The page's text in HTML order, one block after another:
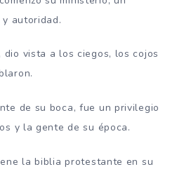
autoridad.
dio vista a los ciegos, los cojos
de su boca, fue un privilegio
y la gente de su época.
la biblia protestante en su